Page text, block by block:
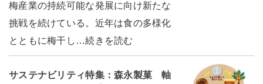
梅産業の持続可能な発展に向け新たな
挑戦を続けている。近年は食の多様化
とともに梅干し…続きを読む
サステナビリティ特集：森永製菓 軸